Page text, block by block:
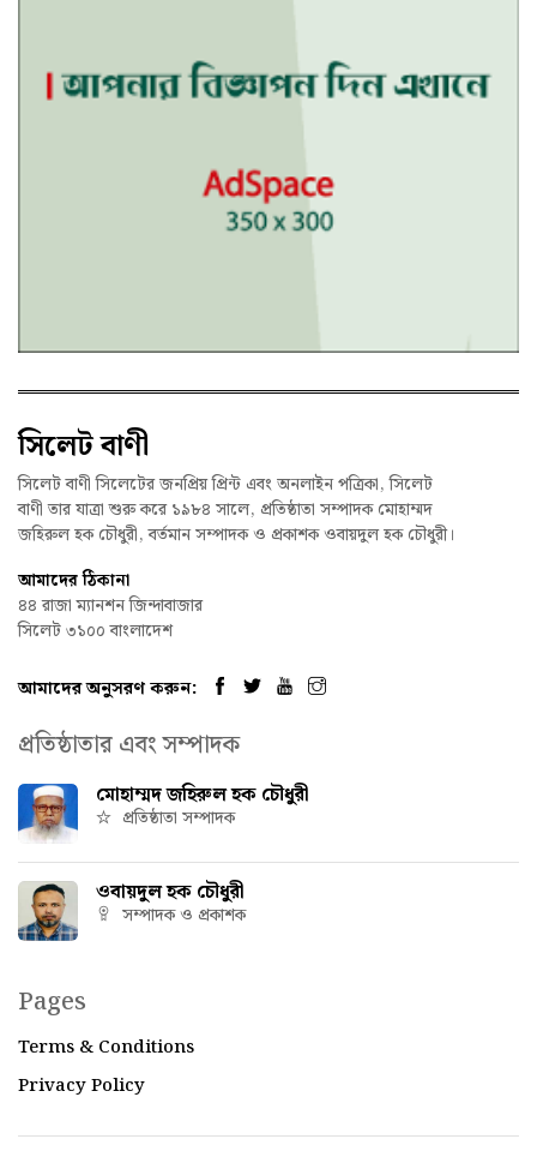
সিলেট বাণী
সিলেট বাণী সিলেটের জনপ্রিয় প্রিন্ট এবং অনলাইন পত্রিকা, সিলেট
বাণী তার যাত্রা শুরু করে ১৯৮৪ সালে, প্রতিষ্ঠাতা সম্পাদক মোহাম্মদ
জহিরুল হক চৌধুরী, বর্তমান সম্পাদক ও প্রকাশক ওবায়দুল হক চৌধুরী।
আমাদের ঠিকানা
৪৪ রাজা ম্যানশন জিন্দাবাজার
সিলেট ৩১০০ বাংলাদেশ
আমাদের অনুসরণ করুন:
প্রতিষ্ঠাতার এবং সম্পাদক
মোহাম্মদ জহিরুল হক চৌধুরী
প্রতিষ্ঠাতা সম্পাদক
ওবায়দুল হক চৌধুরী
সম্পাদক ও প্রকাশক
Pages
Terms & Conditions
Privacy Policy